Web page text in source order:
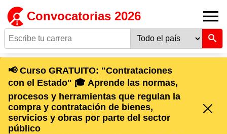
Convocatorias 2026
📢 Curso GRATUITO: "Contrataciones
con el Estado" 🎓 Aprende las normas,
procesos y herramientas que regulan la
compra y contratación de bienes,
servicios y obras por parte del sector
público